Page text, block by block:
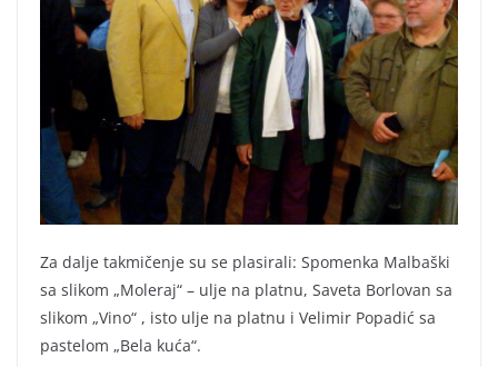
Za dalje takmičenje su se plasirali: Spomenka Malbaški
sa slikom „Moleraj“ – ulje na platnu, Saveta Borlovan sa
slikom „Vino“ , isto ulje na platnu i Velimir Popadić sa
pastelom „Bela kuća“.